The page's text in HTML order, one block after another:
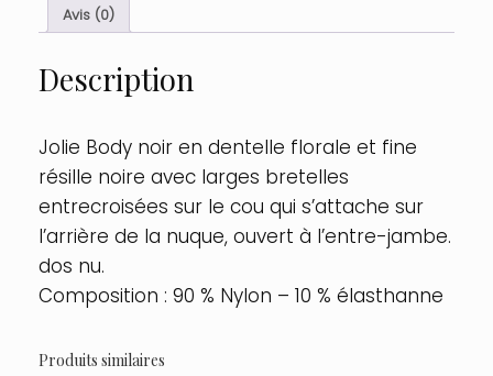
M/L,
:
Noir
Avis (0)
Description
Jolie Body noir en dentelle florale et fine
résille noire avec larges bretelles
entrecroisées sur le cou qui s’attache sur
l’arrière de la nuque, ouvert à l’entre-jambe.
dos nu.
Composition : 90 % Nylon – 10 % élasthanne
Produits similaires